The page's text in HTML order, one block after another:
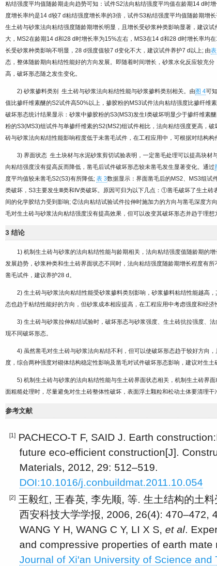
粘结强度平均值随龄期走向趋势可知：试件S2法向粘结强度平均值在龄期14 d时
度增长率约是14 d较7 d粘结强度增长率的3倍，试件S3粘结强度平均值随龄期增
生土砖与砂浆法向粘结强度随龄期增长明显，且增长受砂浆种类影响显著，建议
大，MS2在龄期14 d和28 d时增长率为15%左右，MS3在14 d和28 d时增长率均
长受砂浆种类影响不明显，28 d强度值较7 d变化不大，建议试件养护7 d以上; 由
态，整体随龄期向粘结性能好的方向发展。即随着时间增长，砂浆水化反应较充
高，破坏形态随之发生变化。
2) 砂浆掺料类别 生土砖与砂浆法向粘结性能与砂浆掺料类别相关。由 图 4可
值比掺纤维素醚的S2试件高50%以上，掺胶粉的MS3试件法向粘结强度比掺纤维
破坏形态统计结果显示：砂浆中掺胶粉的S3(MS3)发生Ⅰ类破坏明显少于掺纤维素
粉的S3(MS3)组试件与单掺纤维素的S2(MS2)组试件相比，法向粘结强度更高，
砖与砂浆法向粘结性能影响程度低于未凿毛试件，在工程应用中，可根据对结构
3) 界面状态 生土块材与水泥砂浆剪切试验表明，一定凿毛处理可以提高块材
向粘结强度没有提高反而降低，凿毛后试件破坏形态较未凿毛发生显著变化。通过
度平均值较未凿毛S2(S3)有所降低; 表 3数据显示：界面凿毛后的MS2、MS3组试
类破坏，S3主要发生Ⅲ类和Ⅳ类破坏。原因可归为以下几点：①凿毛破坏了生土砖
间的化学胶结力受到影响; ②法向粘结试验试件拉伸时施加力的方向与凿毛深度方
毛对生土砖与砂浆法向粘结强度没有提高效果，但可以改变其破坏形态并趋于理
3 结论
1) 机制生土砖与砂浆的法向粘结性能与龄期相关，法向粘结强度值随龄期的
发展趋势，砂浆种类和生土砖界面状态不同时，法向粘结强度随龄期增长程度有
凿毛试件，建议养护28 d。
2) 生土砖与砂浆法向粘结性能受砂浆掺料类别影响，砂浆掺料粘结性能越高
态也趋于粘结性能好的方向，但砂浆成本相应提高，在工程应用中考虑强度和经
3) 生土砖与砂浆拉伸粘结试验时，破坏形态与砂浆强度、生土砖抗拉强度、
现不同破坏形态。
4) 虽然凿毛对生土砖与砂浆法向粘结不利，但可以使破坏形态趋于较好方向
度，综合两种强度对砌体结构稳定性影响及凿毛对试件破坏形态影响，建议对生
5) 机制生土砖与砂浆的法向粘结性能与生土砖界面状态相关，机制生土砖界
面粗糙处理时，尽量避免对生土砖整体性破坏，表面浮土颗粒和松动土体要清理干
参考文献
[1] PACHECO-T F, SAID J. Earth
future eco-efficient construction[J].
Materials, 2012, 29: 512–519.
DOI:10.1016/j.conbuildmat.2011.10.054
[2] 王毅红, 王春英, 李先顺, 等. 生土结构的土
西安科技大学学报, 2006, 26(4): 470–472,
WANG Y H, WANG C Y, LI X S, et al.
and compressive properties of earth
Journal of Xi'an University of Science and